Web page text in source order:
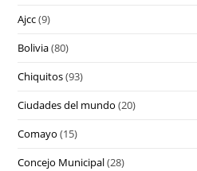
Ajcc(9)
Bolivia(80)
Chiquitos(93)
Ciudades del mundo (20)
Comayo (15)
Concejo Municipal(28)